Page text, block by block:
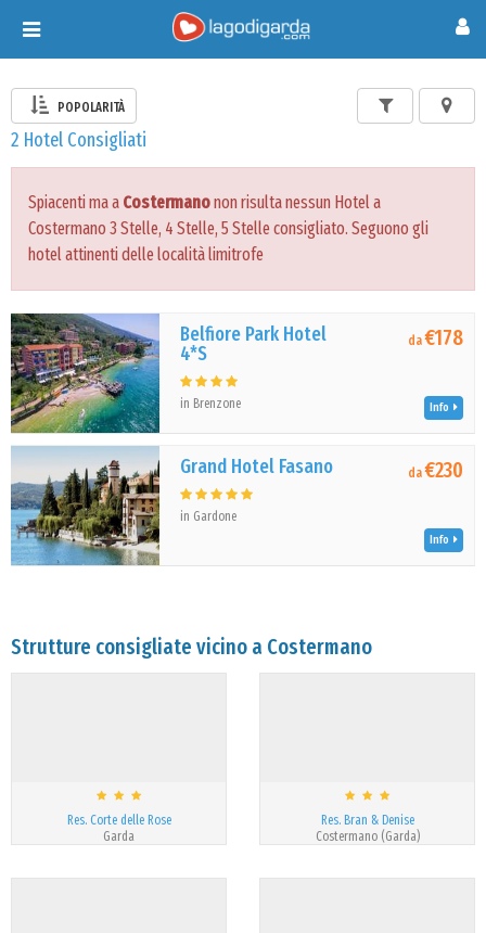
Toggle
navigation
POPOLARITÀ
2 Hotel Consigliati
Spiacenti ma a Costermanonon risulta nessun Hotel a
Costermano 3 Stelle, 4 Stelle, 5 Stelle consigliato. Seguono gli
hotel attinenti delle località limitrofe
Belfiore Park Hotel
4*S
in Brenzone
da€178
Info
Grand Hotel Fasano
in Gardone
da€230
Info
Strutture consigliate vicino a Costermano
Res. Corte delle Rose
Garda
Res. Bran & Denise
Costermano (Garda)